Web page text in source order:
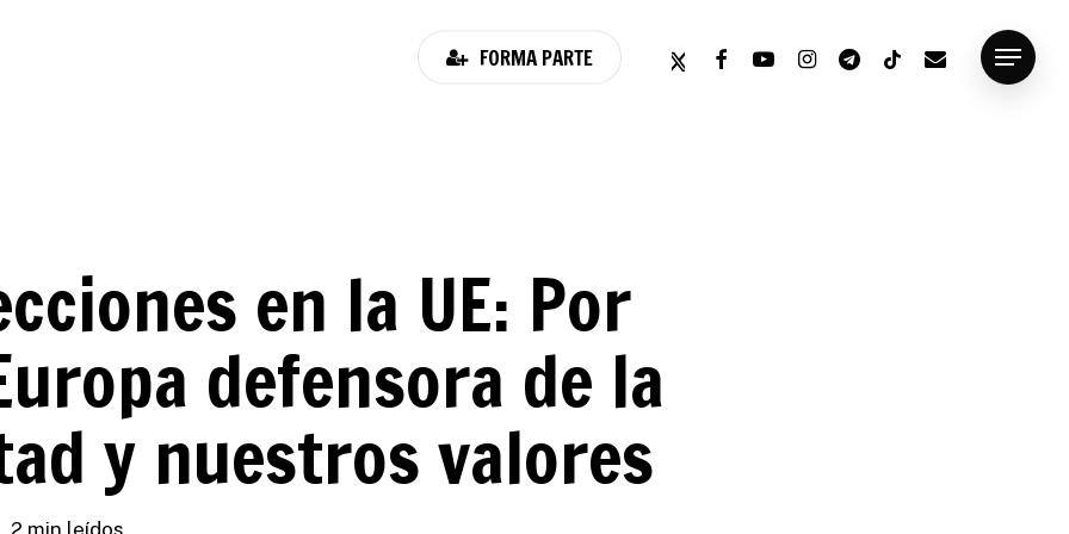
FORMA PARTE Menu
twitterfacebookyoutubeinstagramtelegram
tiktok email
en la UE: Por
defensora de la
y nuestros valores
2 min leídos